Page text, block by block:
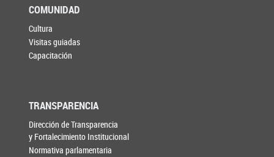
COMUNIDAD
Cultura
Visitas guiadas
Capacitación
TRANSPARENCIA
Dirección de Transparencia
y Fortalecimiento Institucional
Normativa parlamentaria